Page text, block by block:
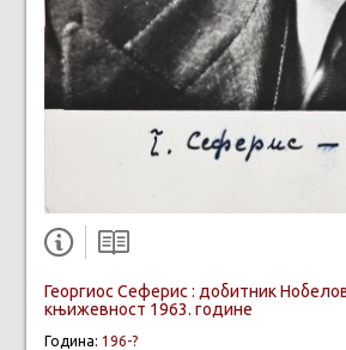
Георгиос Сеферис : добитник
књижевност 1963. године
Година: 196-?